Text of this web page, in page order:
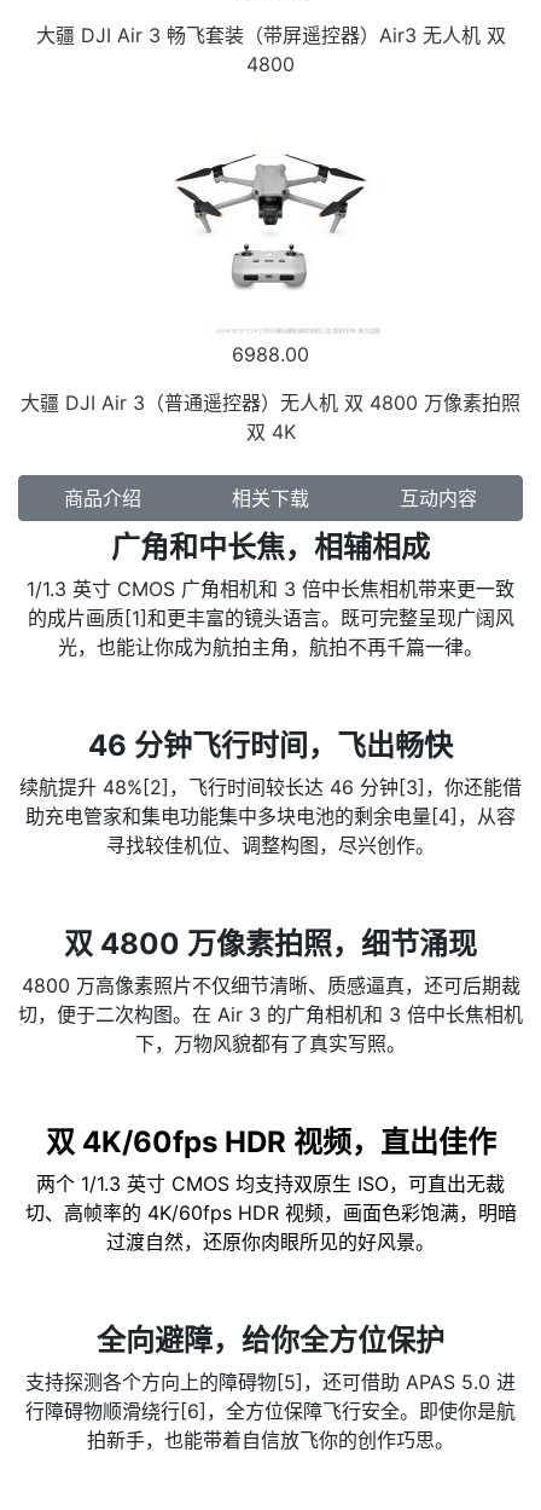
大疆 DJI Air 3 畅飞套装（带屏遥控器）Air3 无人机 双
4800
6988.00
大疆 DJI Air 3（普通遥控器）无人机 双 4800 万像素拍照
双 4K
商品介绍 相关下载 互动内容
广角和中长焦，相辅相成
1/1.3 英寸 CMOS 广角相机和 3 倍中长焦相机带来更一致
的成片画质[1]和更丰富的镜头语言。既可完整呈现广阔风
光，也能让你成为航拍主角，航拍不再千篇一律。
46 分钟飞行时间，飞出畅快
续航提升 48%[2]，飞行时间较长达 46 分钟[3]，你还能借
助充电管家和集电功能集中多块电池的剩余电量[4]，从容
寻找较佳机位、调整构图，尽兴创作。
双 4800 万像素拍照，细节涌现
4800 万高像素照片不仅细节清晰、质感逼真，还可后期裁
切，便于二次构图。在 Air 3 的广角相机和 3 倍中长焦相机
下，万物风貌都有了真实写照。
双 4K/60fps HDR 视频，直出佳作
两个 1/1.3 英寸 CMOS 均支持双原生 ISO，可直出无裁
切、高帧率的 4K/60fps HDR 视频，画面色彩饱满，明暗
过渡自然，还原你肉眼所见的好风景。
全向避障，给你全方位保护
支持探测各个方向上的障碍物[5]，还可借助 APAS 5.0 进
行障碍物顺滑绕行[6]，全方位保障飞行安全。即使你是航
拍新手，也能带着自信放飞你的创作巧思。